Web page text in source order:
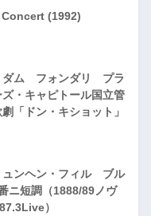
(1992)
ダム フォンダリ プラ
・キャピトール国立管
ドン・キショット」
ュンヘン・フィル ブル
ニ短調（1888/89ノヴ
）